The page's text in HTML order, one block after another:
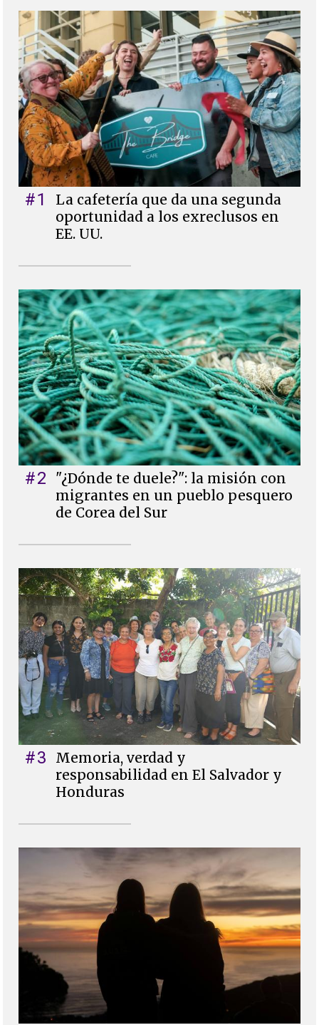
#1
La cafetería que da una segunda
oportunidad a los exreclusos en
EE. UU.
#2
"¿Dónde te duele?": la misión con
migrantes en un pueblo pesquero
de Corea del Sur
#3
Memoria, verdad y
responsabilidad en El Salvador y
Honduras